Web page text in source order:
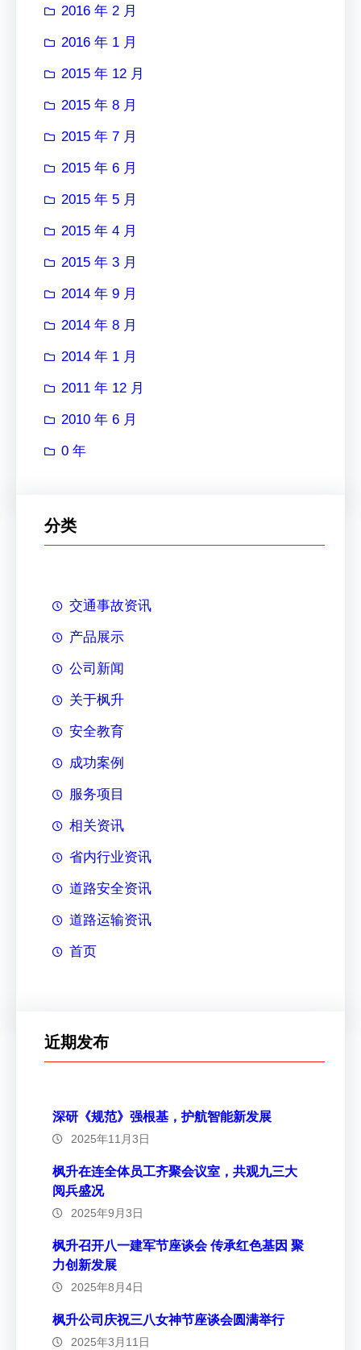
2016 年 2 月
2016 年 1 月
2015 年 12 月
2015 年 8 月
2015 年 7 月
2015 年 6 月
2015 年 5 月
2015 年 4 月
2015 年 3 月
2014 年 9 月
2014 年 8 月
2014 年 1 月
2011 年 12 月
2010 年 6 月
0 年
分类
交通事故资讯
产品展示
公司新闻
关于枫升
安全教育
成功案例
服务项目
相关资讯
省内行业资讯
道路安全资讯
道路运输资讯
首页
近期发布
深研《规范》强根基，护航智能新发展
2025年11月3日
枫升在连全体员工齐聚会议室，共观九三大
阅兵盛况
2025年9月3日
枫升召开八一建军节座谈会 传承红色基因 聚
力创新发展
2025年8月4日
枫升公司庆祝三八女神节座谈会圆满举行
2025年3月11日